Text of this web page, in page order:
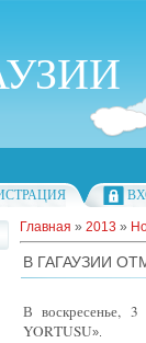
Главная » 2013 »
В ГАГАУЗИИ
В воскресенье,
YORTUSU».